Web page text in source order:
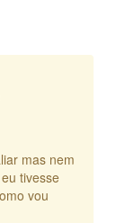
mas nem
tivesse
vou